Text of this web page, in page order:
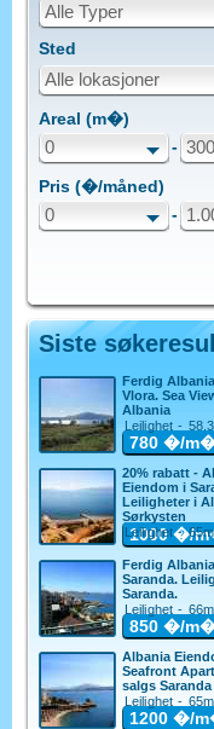
Alle Typer
Sted
Alle lokasjoner
Areal (m�)
0 -
Pris (�/måned)
0 -
Siste
Ferdig
Vlora. Sea
Albania
Leilighet -
780 �/
20% rabatt -
Eiendom i
Leiligheter i
Sørkysten
Leilighet -
1000�/
Ferdig
Saranda.
Saranda.
Leilighet -
850 �/
Albania
Seafront
salgs Saranda
Leilighet -
1200 �/